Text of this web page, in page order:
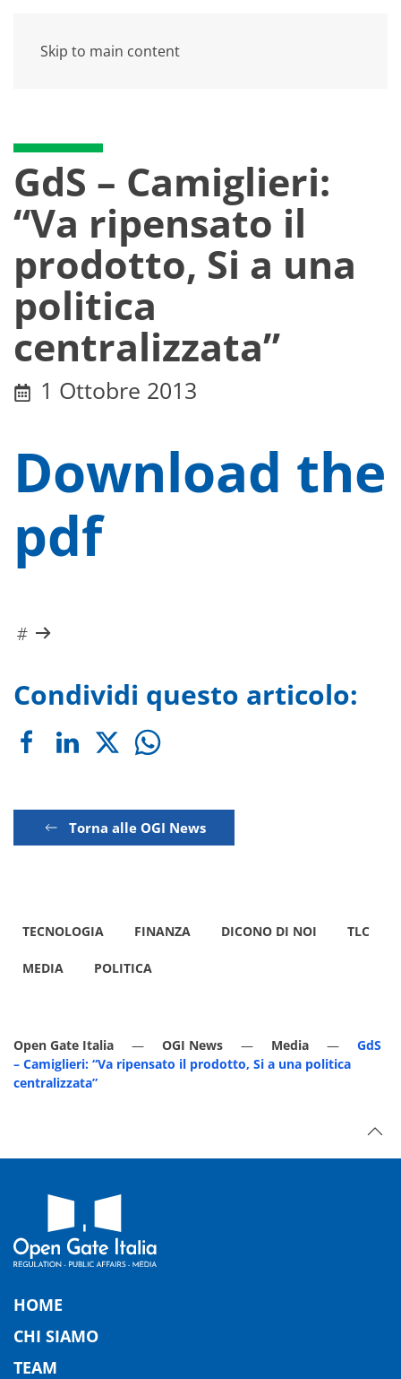
Skip to main content
GdS – Camiglieri:
“Va ripensato il
prodotto, Si a una
politica
centralizzata”
1 Ottobre 2013
Download the
pdf
Condividi questo articolo:
Torna alle OGI News
TECNOLOGIA FINANZA DICONO DI NOI TLC
MEDIA POLITICA
Open Gate Italia OGI News Media
GdS
– Camiglieri: “Va ripensato il prodotto, Si a una politica
centralizzata”
HOME
CHI SIAMO
TEAM